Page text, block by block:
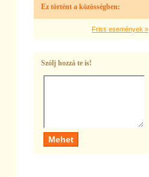
Ez történt a közösségben:
Friss események »
Szólj hozzá te is!